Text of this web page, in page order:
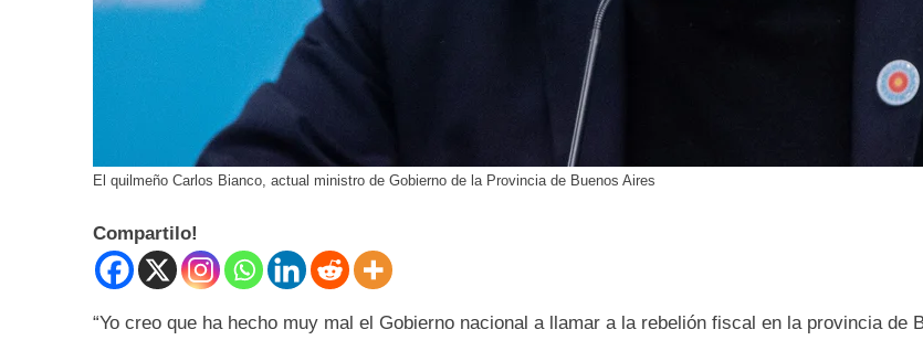
El quilmeño Carlos Bianco, actual ministro de Gobierno de la Provincia de Buenos Aires
Compartilo!
“Yo creo que ha hecho muy mal el Gobierno nacional a llamar a la rebelión fiscal en la provincia